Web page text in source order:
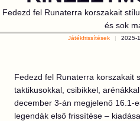
Fedezd fel Runaterra korszakait
és sok
Játékfrissítések 2025-
Fedezd fel Runaterra korszakait
taktikusokkal, csibikkel,
december 3-án megjelenő 16.1-
legendák első frissítése –